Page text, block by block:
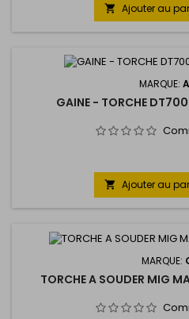
 Ajouter au
MARQUE:
GAINE - TORCHE
 Ajouter au
MARQUE:
TORCHE A SOUDER MIG